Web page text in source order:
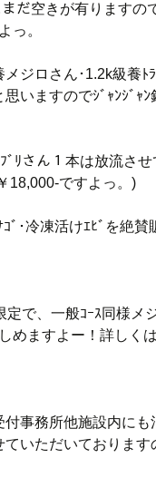
だ空きが有りますの
っ。
ジロさん･1.2k級養ﾄ
いますのでｼﾞｬﾝｼﾞｬﾝ
ﾞﾘさん１本は放流さ
18,000-ですよっ。)
ﾞ･冷凍活けｴﾋﾞを絶賛
定で、一般ｺｰｽ同様メ
めますよー！詳しく
事務所他施設内にも
いただいております